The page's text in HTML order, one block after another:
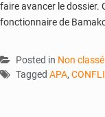
faire avancer le dossier.
fonctionnaire de
Posted in Non classé
Tagged APA,